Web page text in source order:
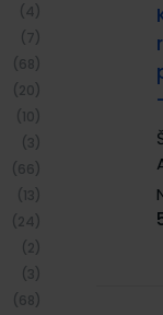
(4)
(7)
(68)
(20)
(10)
(3)
(66)
(13)
(24)
(2)
(3)
(68)